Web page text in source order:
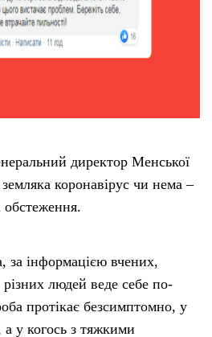
директор Менської
коронавірус чи нема –
обстеження.
за інформацією вчених,
людей веде себе по-
протікає безсимптомно, у
у когось з тяжкими